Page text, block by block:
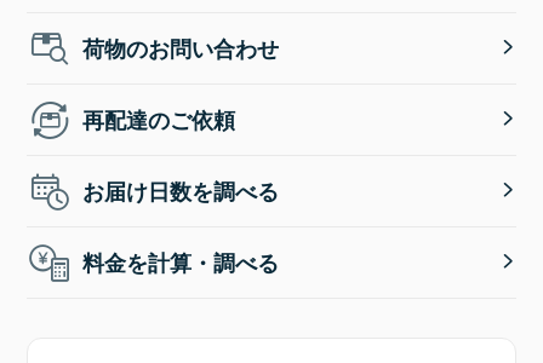
荷物のお問い合わせ
再配達のご依頼
お届け日数を調べる
料金を計算・調べる